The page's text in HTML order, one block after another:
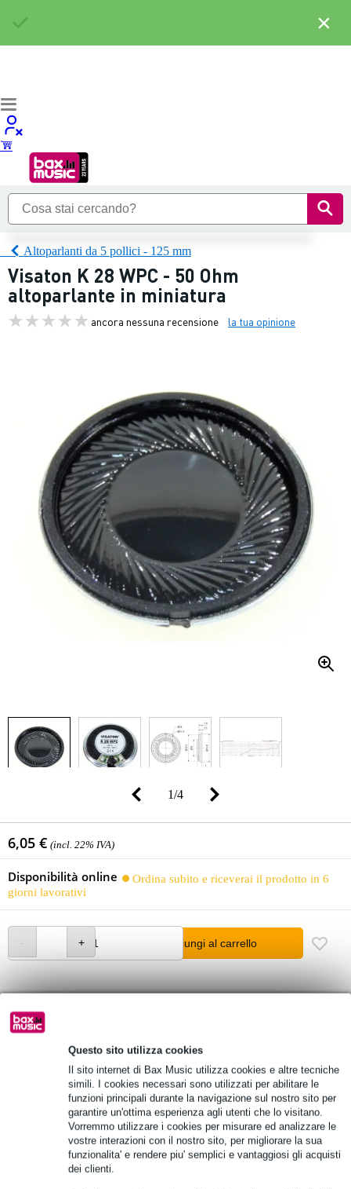
Questo sito utilizza cookies
Il sito internet di Bax Music utilizza cookies e altre tecniche
simili. I cookies necessari sono utilizzati per abilitare le
funzioni principali durante la navigazione sul nostro sito per
garantire un'ottima esperienza agli utenti che lo visitano.
Vorremmo utilizzare i cookies per misurare ed analizzare le
vostre interazioni con il nostro sito, per migliorare la sua
funzionalita' e rendere piu' semplici e vantaggiosi gli acquisti
dei clienti.
Altoparlanti da 5 pollici - 125 mm
Visaton K 28 WPC - 50 Ohm
altoparlante in miniatura
ancora nessuna recensione la tua opinione
1/4
6,05 € (incl. 22% IVA)
Disponibilità online
Ordina subito e riceverai il prodotto in 6
giorni lavorativi
Aggiungi al carrello
1.250 marchi leader
Informazioni sul prodotto
potenza RMS: 1 W
potenza massima: 2 W
impedenza nominale: 50 Ohm
Specifiche complete
×